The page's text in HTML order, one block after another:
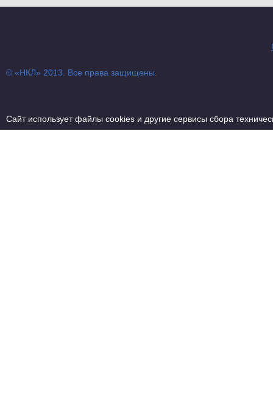
© «НКЛ» 2013. Все права защищены.
Сайт использует файлы cookies и другие сервисы сбора